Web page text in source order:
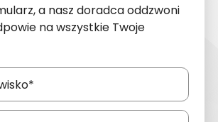
a nasz doradca oddzwoni
na wszystkie Twoje